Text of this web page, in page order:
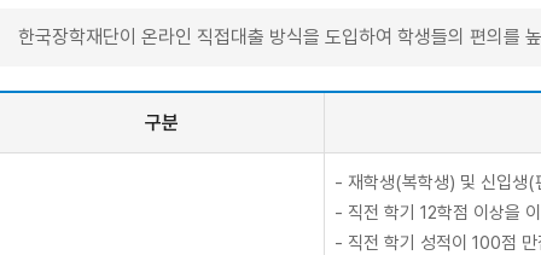
한국장학재단이 온라인 직접대출 방식을 도입하여 학생들의 편의를
구분
- 재학생(복학생) 및 신입생(
- 직전 학기 12학점 이상을
- 직전 학기 성적이 100점